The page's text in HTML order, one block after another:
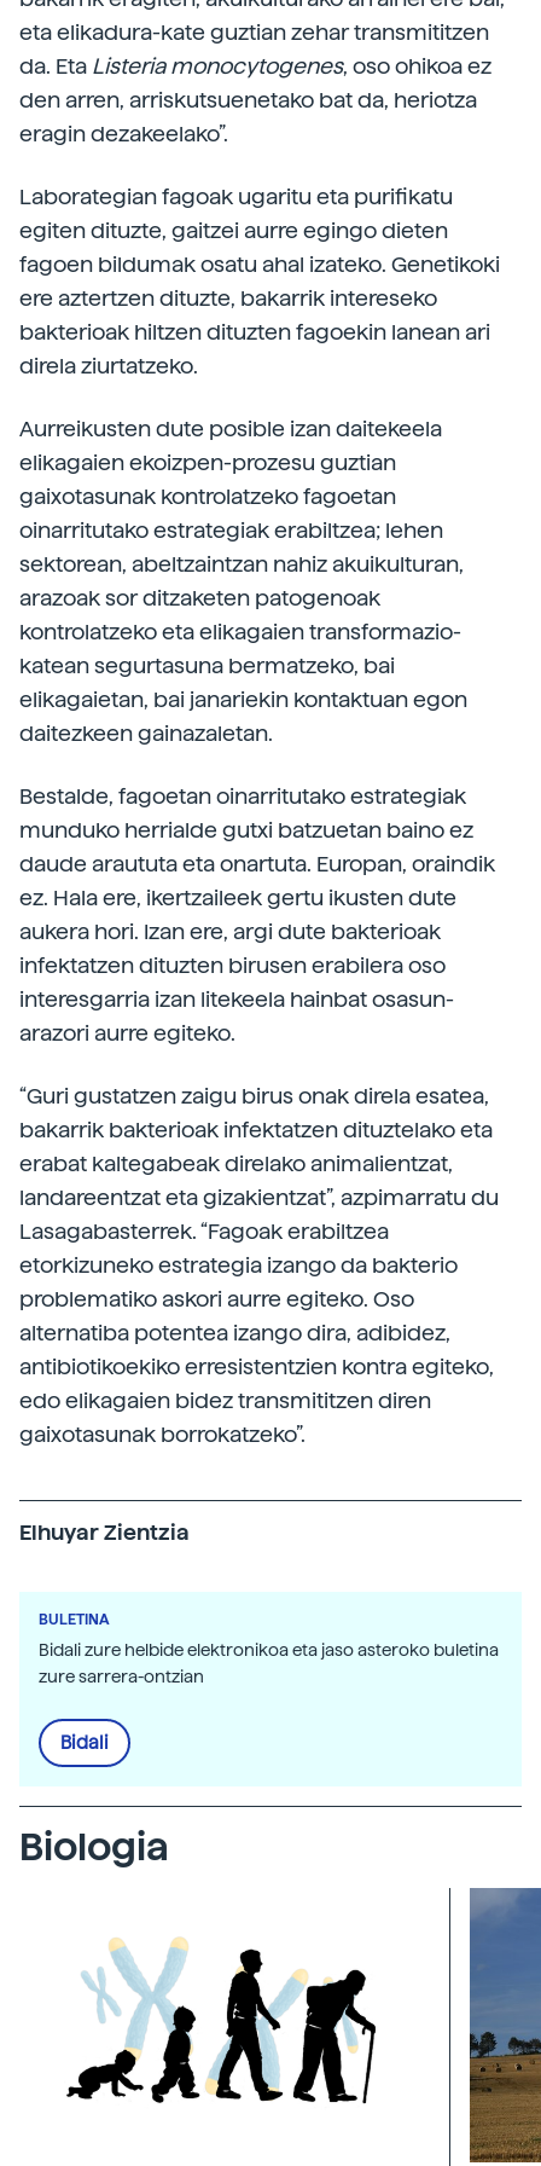
eta elikadura-kate guztian zehar transmititzen
da. Eta Listeria monocytogenes, oso ohikoa ez
den arren, arriskutsuenetako bat da, heriotza
eragin dezakeelako”.
Laborategian fagoak ugaritu eta purifikatu
egiten dituzte, gaitzei aurre egingo dieten
fagoen bildumak osatu ahal izateko. Genetikoki
ere aztertzen dituzte, bakarrik intereseko
bakterioak hiltzen dituzten fagoekin lanean ari
direla ziurtatzeko.
Aurreikusten dute posible izan daitekeela
elikagaien ekoizpen-prozesu guztian
gaixotasunak kontrolatzeko fagoetan
oinarritutako estrategiak erabiltzea; lehen
sektorean, abeltzaintzan nahiz akuikulturan,
arazoak sor ditzaketen patogenoak
kontrolatzeko eta elikagaien transformazio-
katean segurtasuna bermatzeko, bai
elikagaietan, bai janariekin kontaktuan egon
daitezkeen gainazaletan.
Bestalde, fagoetan oinarritutako estrategiak
munduko herrialde gutxi batzuetan baino ez
daude araututa eta onartuta. Europan, oraindik
ez. Hala ere, ikertzaileek gertu ikusten dute
aukera hori. Izan ere, argi dute bakterioak
infektatzen dituzten birusen erabilera oso
interesgarria izan litekeela hainbat osasun-
arazori aurre egiteko.
“Guri gustatzen zaigu birus onak direla esatea,
bakarrik bakterioak infektatzen dituztelako eta
erabat kaltegabeak direlako animalientzat,
landareentzat eta gizakientzat”, azpimarratu du
Lasagabasterrek. “Fagoak erabiltzea
etorkizuneko estrategia izango da bakterio
problematiko askori aurre egiteko. Oso
alternatiba potentea izango dira, adibidez,
antibiotikoekiko erresistentzien kontra egiteko,
edo elikagaien bidez transmititzen diren
gaixotasunak borrokatzeko”.
Elhuyar Zientzia
BULETINA
Bidali zure helbide elektronikoa eta jaso asteroko buletina
zure sarrera-ontzian
Bidali
Biologia